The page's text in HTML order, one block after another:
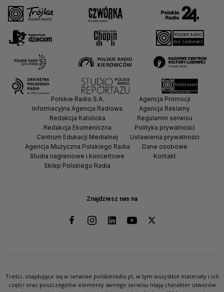
Znajdziesz nas na
Polskie Radio S.A.
Informacyjna Agencja Radiowa
Redakcja Katolicka
Redakcja Ekumeniczna
Centrum Edukacji Medialnej
Agencja Muzyczna Polskiego Radia
Studia nagraniowe i koncertowe
Sklep Polskiego Radia
Agencja Promocji
Agencja Reklamy
Regulamin serwisu
Polityka prywatności
Ustawienia prywatności
Dane osobowe
Kontakt
Treści, znajdujące się w serwisie polskieradio.pl, w tym wszystkie materiały i ich
części oraz poszczególne elementy samego serwisu mają charakter utworów